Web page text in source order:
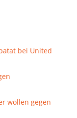
bei United
wollen gegen